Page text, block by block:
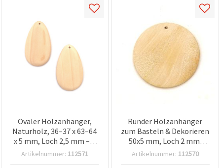
Ovaler Holzanhänger,
Naturholz, 36–37 x 63–64
x 5 mm, Loch 2,5 mm – 2
Stück
Artikelnummer: 112571
Runder Holzanhänger
zum Basteln & Dekorieren
50x5 mm, Loch 2 mm,
Naturholz – 2 Stück
Artikelnummer: 112570